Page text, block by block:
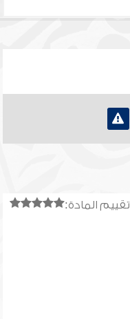
تقييم المادة: